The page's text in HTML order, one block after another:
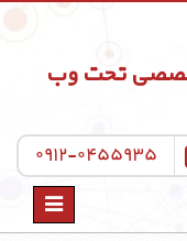
تحت وب
۰۹۱۲-۰۴۵۵۹۳۵
Toggle